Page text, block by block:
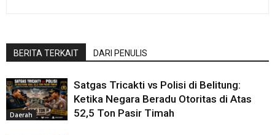
BERITA TERKAIT DARI PENULIS
Daerah
Satgas Tricakti vs Polisi di Belitung:
Ketika Negara Beradu Otoritas di Atas
52,5 Ton Pasir Timah